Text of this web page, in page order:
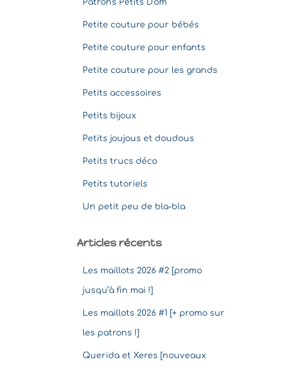
Patrons Petits D'om
Petite couture pour bébés
Petite couture pour enfants
Petite couture pour les grands
Petits accessoires
Petits bijoux
Petits joujous et doudous
Petits trucs déco
Petits tutoriels
Un petit peu de bla-bla
Articles récents
Les maillots 2026 #2 [promo
jusqu’à fin mai !]
Les maillots 2026 #1 [+ promo sur
les patrons !]
Querida et Xeres [nouveaux